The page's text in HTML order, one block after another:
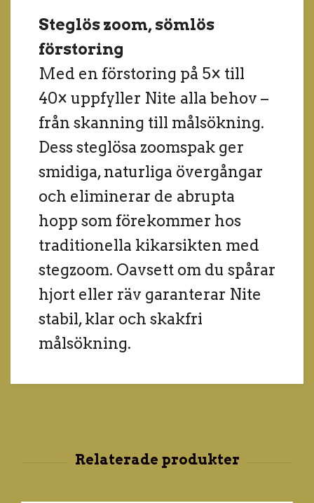
Steglös zoom, sömlös
förstoring
Med en förstoring på 5× till
40× uppfyller Nite alla behov –
från skanning till målsökning.
Dess steglösa zoomspak ger
smidiga, naturliga övergångar
och eliminerar de abrupta
hopp som förekommer hos
traditionella kikarsikten med
stegzoom. Oavsett om du spårar
hjort eller räv garanterar Nite
stabil, klar och skakfri
målsökning.